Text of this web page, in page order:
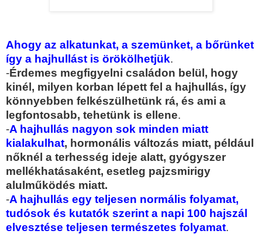
Ahogy az alkatunkat, a szemünket, a bőrünket
így a hajhullást is örökölhetjük.
-Érdemes megfigyelni családon belül, hogy
kinél, milyen korban lépett fel a hajhullás, így
könnyebben felkészülhetünk rá, és ami a
legfontosabb, tehetünk is ellene.
-A hajhullás nagyon sok minden miatt
kialakulhat, hormonális változás miatt, például
nőknél a terhesség ideje alatt, gyógyszer
mellékhatásaként, esetleg pajzsmirigy
alulműködés miatt.
-A hajhullás egy teljesen normális folyamat,
tudósok és kutatók szerint a napi 100 hajszál
elvesztése teljesen természetes folyamat.